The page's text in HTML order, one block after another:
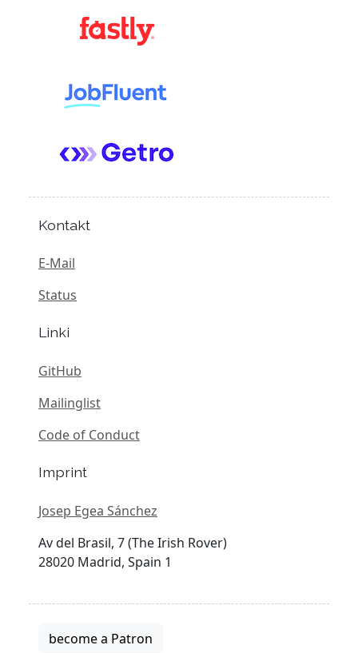
Kontakt
E-Mail
Status
Linki
GitHub
Mailinglist
Code of Conduct
Imprint
Josep Egea Sánchez
Av del Brasil, 7 (The Irish Rover)
28020 Madrid, Spain 1
become a Patron